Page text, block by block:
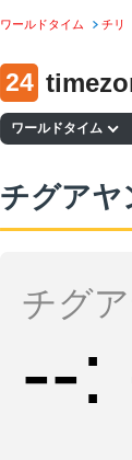
ワールドタイム チリ
24
ワールドタイム
チグアヤ
チグ
--